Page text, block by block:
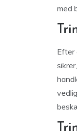
med
Efter